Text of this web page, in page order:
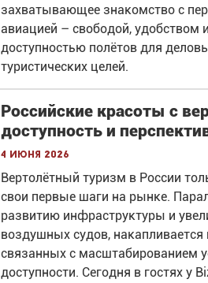
захватывающее знакомство с
авиацией – свободой, удобством и
доступностью полётов для
туристических целей.
Российские красоты с
доступность и
4 июня 2026
Вертолётный туризм в России
свои первые шаги на рынке.
развитию инфраструктуры и
воздушных судов, накапливается
связанных с масштабированием
доступности. Сегодня в гостях у